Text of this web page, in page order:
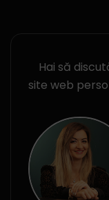
Hai să
site web